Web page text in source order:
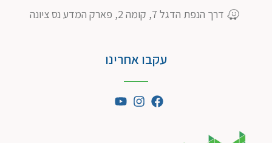
דרך הנפת הדגל 7, קומה 2, פארק המדע נס ציונה
עקבו אחרינו